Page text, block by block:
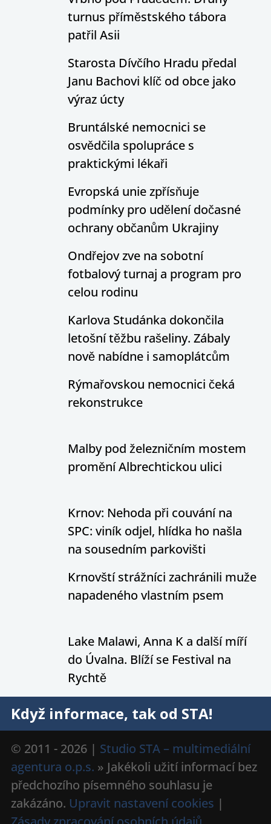
turnus příměstského tábora
patřil Asii
Starosta Dívčího Hradu předal
Janu Bachovi klíč od obce jako
výraz úcty
Bruntálské nemocnici se
osvědčila spolupráce s
praktickými lékaři
Evropská unie zpřísňuje
podmínky pro udělení dočasné
ochrany občanům Ukrajiny
Ondřejov zve na sobotní
fotbalový turnaj a program pro
celou rodinu
Karlova Studánka dokončila
letošní těžbu rašeliny. Zábaly
nově nabídne i samoplátcům
Rýmařovskou nemocnici čeká
rekonstrukce
Malby pod železničním mostem
promění Albrechtickou ulici
Krnov: Nehoda při couvání na
SPC: viník odjel, hlídka ho našla
na sousedním parkovišti
Krnovští strážníci zachránili muže
napadeného vlastním psem
Lake Malawi, Anna K a další míří
do Úvalna. Blíží se Festival na
Rychtě
Když informace, tak od STA!
© 2011 - 2026 | Studio STA – multimediální
agentura o.p.s. » Jakékoli užití informací bez
předchozího písemného souhlasu je
zakázáno. Upravit nastavení cookies |